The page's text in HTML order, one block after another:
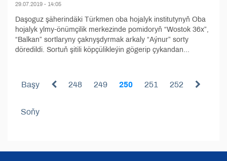
29.07.2019 - 14:05
Daşoguz şäherindäki Türkmen oba hojalyk institutynyň Oba
hojalyk ylmy-önümçilik merkezinde pomidoryň “Wostok 36x”,
“Balkan” sortlaryny çaknyşdyrmak arkaly “Aýnur” sorty
döredildi. Sortuň şitili köpçülikleýin gögerip çykandan...
Başy 248 249 250 251 252
Soňy